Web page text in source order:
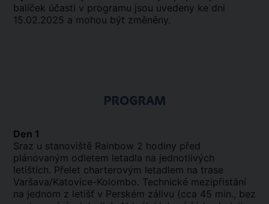
balíček účasti v programu jsou uvedeny ke dni
15.02.2025 a mohou být změněny.
PROGRAM
Den 1
Sraz u stanoviště Rainbow 2 hodiny před
plánovaným odletem letadla na jednotlivých
letištích. Přelet charterovým letadlem na trase
Varšava/Katovice-Kolombo. Technické mezipřistání
na jednom z letišť v Perském zálivu (cca 45 min., bez